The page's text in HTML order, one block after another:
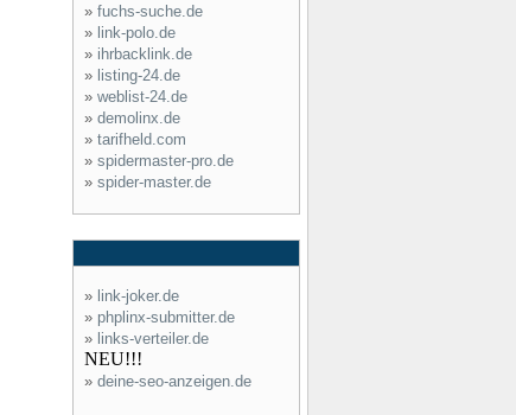
» fuchs-suche.de
» link-polo.de
» ihrbacklink.de
» listing-24.de
» weblist-24.de
» demolinx.de
» tarifheld.com
» spidermaster-pro.de
» spider-master.de
» link-joker.de
» phplinx-submitter.de
» links-verteiler.de
NEU!!!
» deine-seo-anzeigen.de